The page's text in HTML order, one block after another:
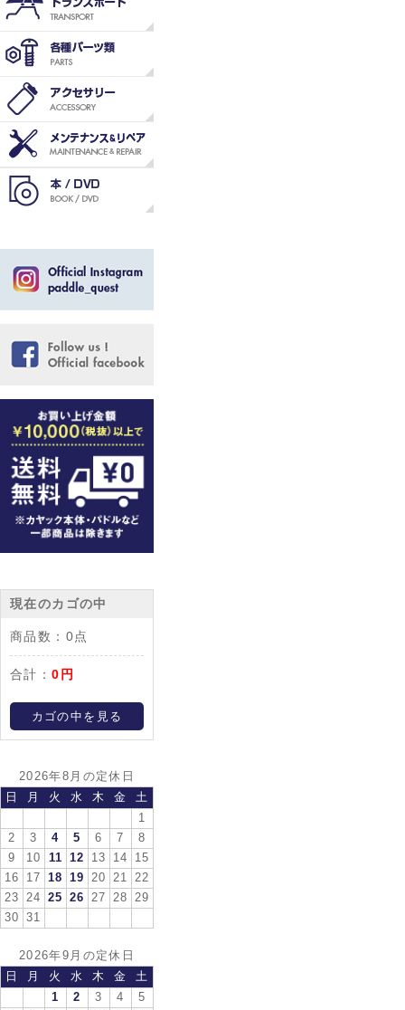
現在のカゴの中
商品数： 0点
合計：0円
カゴの中を見る
2026年8月の定休日
日
月 火 水 木 金
土
1
2
3 4 5 6 7
8
9
10 11 12 13 14
15
16
17 18 19 20 21
22
23
24 25 26 27 28
29
30
31
2026年9月の定休日
日
月 火 水 木 金
土
1
2 3 4
5